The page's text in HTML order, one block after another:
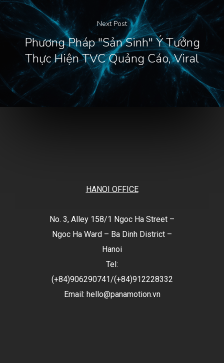
Next Post
Phương Pháp "Sản Sinh" Ý Tưởng
Thực Hiện TVC Quảng Cáo, Viral
HANOI OFFICE
No. 3, Alley 158/1 Ngoc Ha Street –
Ngoc Ha Ward – Ba Dinh District –
Hanoi
Tel:
(+84)906290741/(+84)912228332
Email: hello@panamotion.vn